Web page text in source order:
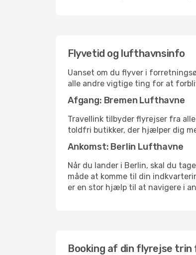
Flyvetid og lufthavnsinfo
Uanset om du flyver i
alle andre vigtige ting for at
Afgang: Bremen Lufthavne
Travellink tilbyder flyrejser fra
toldfri butikker, der hjælper dig
Ankomst: Berlin Lufthavne
Når du lander i Berlin, skal du
måde at komme til din
er en stor hjælp til at navigere i
Booking af din flyrejse